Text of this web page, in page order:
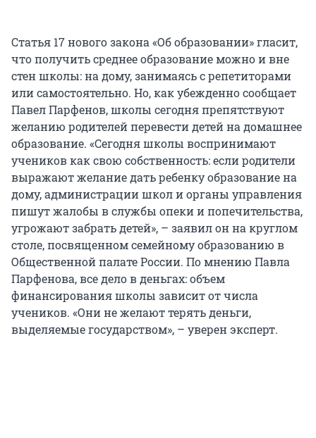
Статья 17 нового закона «Об образовании» гласит,
что получить среднее образование можно и вне
стен школы: на дому, занимаясь с репетиторами
или самостоятельно. Но, как убежденно сообщает
Павел Парфенов, школы сегодня препятствуют
желанию родителей перевести детей на домашнее
образование. «Сегодня школы воспринимают
учеников как свою собственность: если родители
выражают желание дать ребенку образование на
дому, администрации школ и органы управления
пишут жалобы в службы опеки и попечительства,
угрожают забрать детей», – заявил он на круглом
столе, посвященном семейному образованию в
Общественной палате России. По мнению Павла
Парфенова, все дело в деньгах: объем
финансирования школы зависит от числа
учеников. «Они не желают терять деньги,
выделяемые государством», – уверен эксперт.